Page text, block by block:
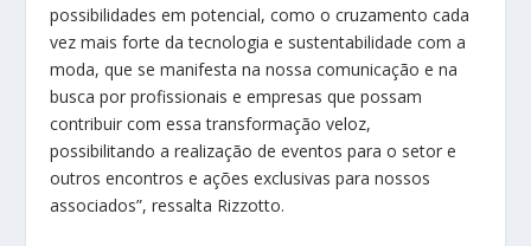
possibilidades em potencial, como o cruzamento cada
vez mais forte da tecnologia e sustentabilidade com a
moda, que se manifesta na nossa comunicação e na
busca por profissionais e empresas que possam
contribuir com essa transformação veloz,
possibilitando a realização de eventos para o setor e
outros encontros e ações exclusivas para nossos
associados”, ressalta Rizzotto.